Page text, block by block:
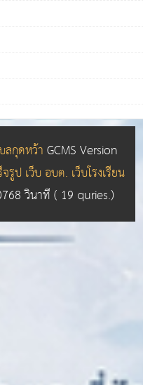
ลกุดหว้าGCMS Version
จรูป เว็บ อบต. เว็บโรงเรียน
วินาที ( 19 quries.)